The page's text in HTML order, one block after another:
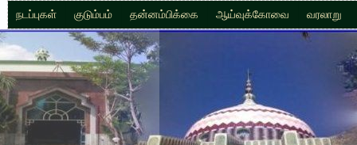
நடப்புகள் குடும்பம் தன்னம்பிக்கை ஆய்வுக்கோவை வரலாறு